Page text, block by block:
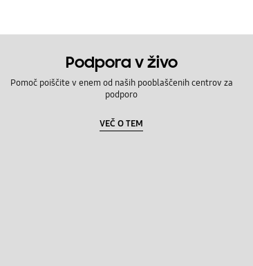
Podpora v živo
Pomoč poiščite v enem od naših pooblaščenih centrov za
podporo
VEČ O TEM